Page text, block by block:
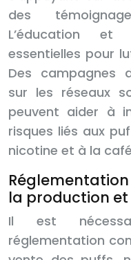
des
L’éducation
essentielles pour
Des campagnes
sur les réseaux
peuvent aider à
risques liés aux
nicotine et à la
la production
Il est
réglementation